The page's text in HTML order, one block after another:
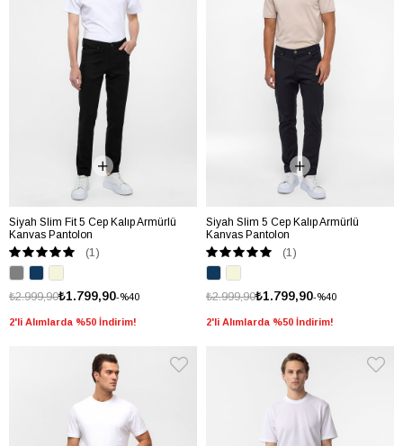
Siyah Slim Fit 5 Cep Kalıp Armürlü
Kanvas Pantolon
(1)
%40
₺1.799,90
₺2.999,90
2'li Alımlarda %50 İndirim!
Siyah Slim 5 Cep Kalıp Armürlü
Kanvas Pantolon
(1)
%40
₺1.799,90
₺2.999,90
2'li Alımlarda %50 İndirim!